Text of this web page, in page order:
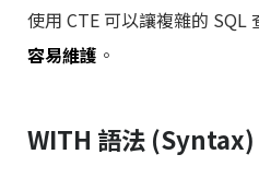
使用 CTE 可以讓複雜的 SQL
容易維護 。
WITH 語法 (Syntax)